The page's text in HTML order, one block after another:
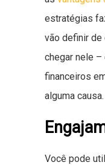
estratégias
vão definir de
chegar nele –
financeiros
alguma causa.
Você pode